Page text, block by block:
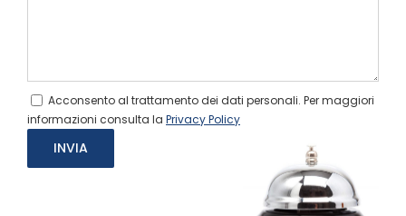
Acconsento al trattamento dei dati personali. Per maggiori
informazioni consulta la Privacy Policy